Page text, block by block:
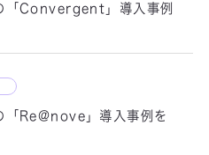
「Convergent」導入事例
「Re@nove」導入事例を